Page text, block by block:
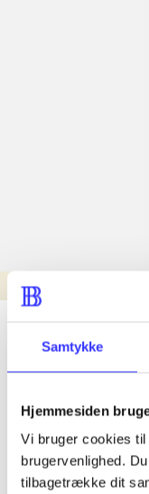
Samtykke
Hjemmesiden
Vi bruger cookies
brugervenlighed.
tilbagetrække dit
Nyhed
lorem ipsum dolor
lorem ipsum dolor
lorem ipsum dolor
lorem ipsum dolor